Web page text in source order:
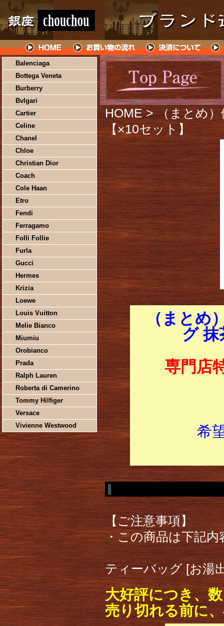
Balenciaga
Bottega Veneta
Burberry
Bvlgari
Cartier
Celine
Chanel
Chloe
Christian Dior
Coach
Cole Haan
Etro
Fendi
Ferragamo
Folli Follie
Furla
Gucci
Hermes
Krizia
Loewe
Louis Vuitton
Melie Bianco
Miumiu
Orobianco
Prada
Ralph Lauren
Roberta di Camerino
Tommy Hilfiger
Versace
Vivienne Westwood
HOME > （まとめ
【×10セット】
（まとめ
グ 抹
専門店
希
【ご注意事項】
・この商品は下記
ティーバッグ [お湯
大好評につき、
売り切れる前に